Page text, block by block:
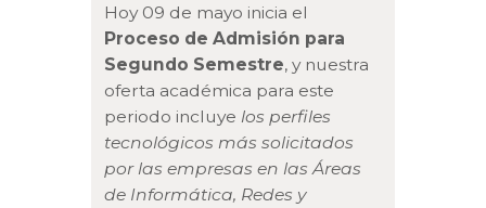
Hoy 09 de mayo inicia el
Proceso de Admisión para
Segundo Semestre, y nuestra
oferta académica para este
periodo incluye los perfiles
tecnológicos más solicitados
por las empresas en las Áreas
de Informática, Redes y